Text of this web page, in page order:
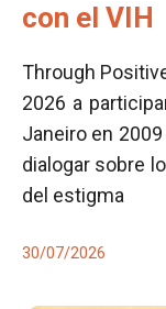
con el VIH
Through
2026 a
Janeiro en
dialogar sobre
del estigma
30/07/2026